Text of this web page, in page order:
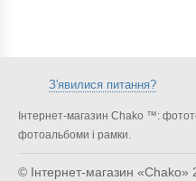
З'явилися питання?
Інтернет-магазин Chako ™:
фотоальбоми і рамки.
© Інтернет-магазин «Chako»